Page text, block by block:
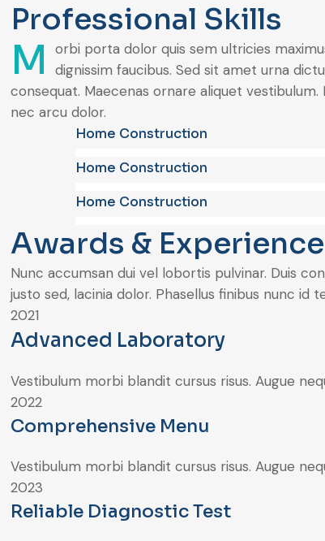
Professional Skills
M
orbi porta dolor quis sem ultricies
dignissim faucibus. Sed sit amet urna
consequat. Maecenas ornare aliquet
nec arcu dolor.
Home Construction
Home Construction
Home Construction
Awards & Experience
Nunc accumsan dui vel lobortis pulvinar. Duis
justo sed, lacinia dolor. Phasellus finibus nunc id
2021
Advanced Laboratory
Vestibulum morbi blandit cursus risus. Augue
2022
Comprehensive Menu
Vestibulum morbi blandit cursus risus. Augue
2023
Reliable Diagnostic Test